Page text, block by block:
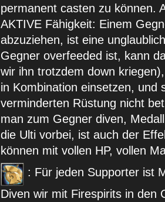
permanent casten zu können.
AKTIVE Fähigkeit: Einem
abzuziehen, ist eine
Gegner overfeeded ist, kann
wir ihn trotzdem down
in Kombination einsetzen, und
verminderten Rüstung nicht
man zum Gegner diven,
die Ulti vorbei, ist auch der
können mit vollen HP, vollen
: Für jeden Supporter ist
Diven wir mit Firespirits in den